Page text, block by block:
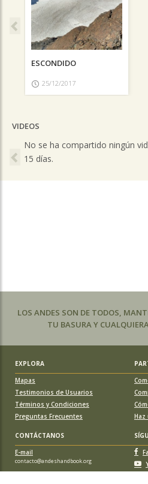
ESCONDIDO
25/12/2017
VIDEOS
No se ha compartido ningún
15 días.
Previous
LOS ANDES SON DE TODOS,
TU BASURA Y
EXPLORA
Mapas
Testimonios de Usuarios
Términos y Condiciones
Preguntas Frecuentes
Haz
CONTÁCTANOS
E-mail
contacto@andeshandbook.org